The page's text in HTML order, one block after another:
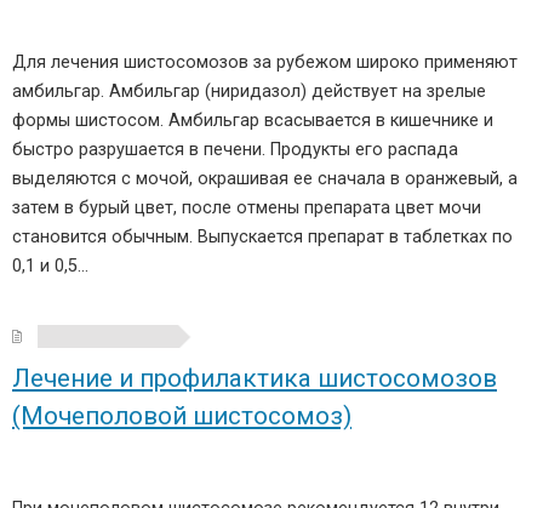
Для лечения шистосомозов за рубежом широко применяют
амбильгар. Амбильгар (ниридазол) действует на зрелые
формы шистосом. Амбильгар всасывается в кишечнике и
быстро разрушается в печени. Продукты его распада
выделяются с мочой, окрашивая ее сначала в оранжевый, а
затем в бурый цвет, после отмены препарата цвет мочи
становится обычным. Выпускается препарат в таблетках по
0,1 и 0,5…
Лечение и профилактика шистосомозов
(Мочеполовой шистосомоз)